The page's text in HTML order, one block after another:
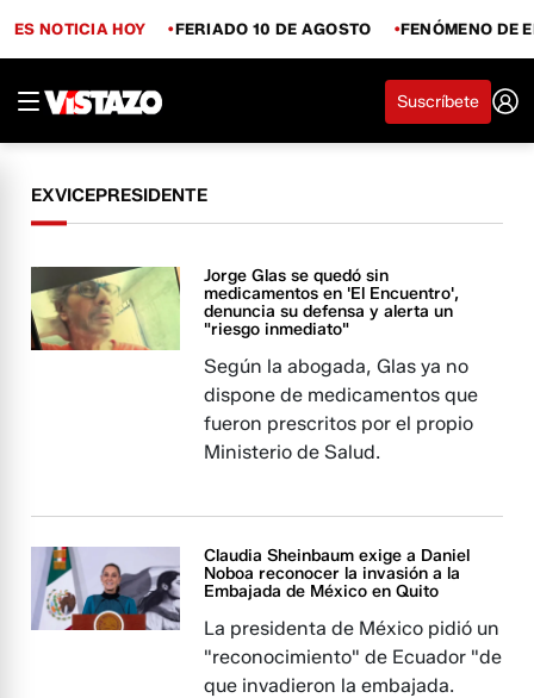
ES NOTICIA HOY FERIADO 10 DE AGOSTO FENÓMENO DE
Suscríbete
EXVICEPRESIDENTE
Jorge Glas se quedó sin
medicamentos en 'El Encuentro',
denuncia su defensa y alerta un
"riesgo inmediato"
Según la abogada, Glas ya no
dispone de medicamentos que
fueron prescritos por el propio
Ministerio de Salud.
Claudia Sheinbaum exige a Daniel
Noboa reconocer la invasión a la
Embajada de México en Quito
La presidenta de México pidió un
"reconocimiento" de Ecuador "de
que invadieron la embajada.